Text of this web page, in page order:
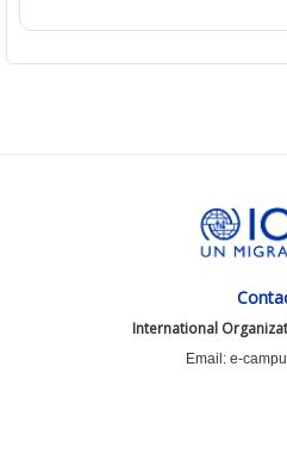
International
Email: e-